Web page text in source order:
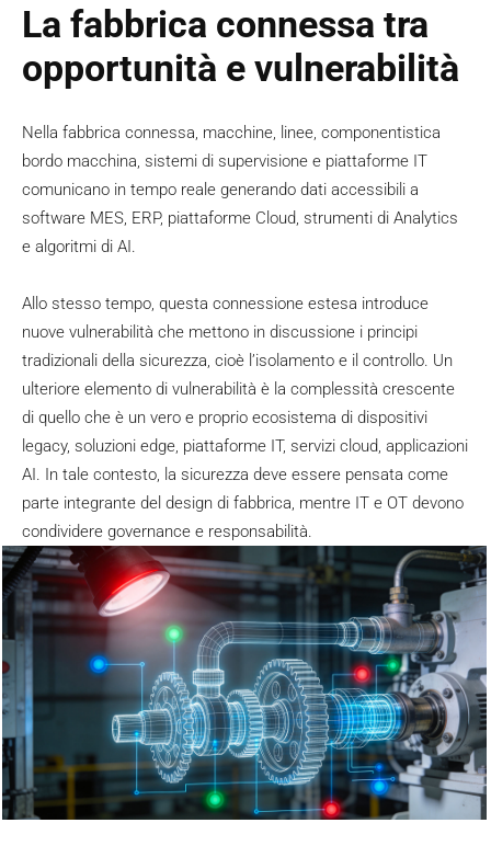
La fabbrica connessa tra
opportunità e vulnerabilità
Nella fabbrica connessa, macchine, linee, componentistica
bordo macchina, sistemi di supervisione e piattaforme IT
comunicano in tempo reale generando dati accessibili a
software MES, ERP, piattaforme Cloud, strumenti di Analytics
e algoritmi di AI.
Allo stesso tempo, questa connessione estesa introduce
nuove vulnerabilità che mettono in discussione i principi
tradizionali della sicurezza, cioè l’isolamento e il controllo. Un
ulteriore elemento di vulnerabilità è la complessità crescente
di quello che è un vero e proprio ecosistema di dispositivi
legacy, soluzioni edge, piattaforme IT, servizi cloud, applicazioni
AI. In tale contesto, la sicurezza deve essere pensata come
parte integrante del design di fabbrica, mentre IT e OT devono
condividere governance e responsabilità.